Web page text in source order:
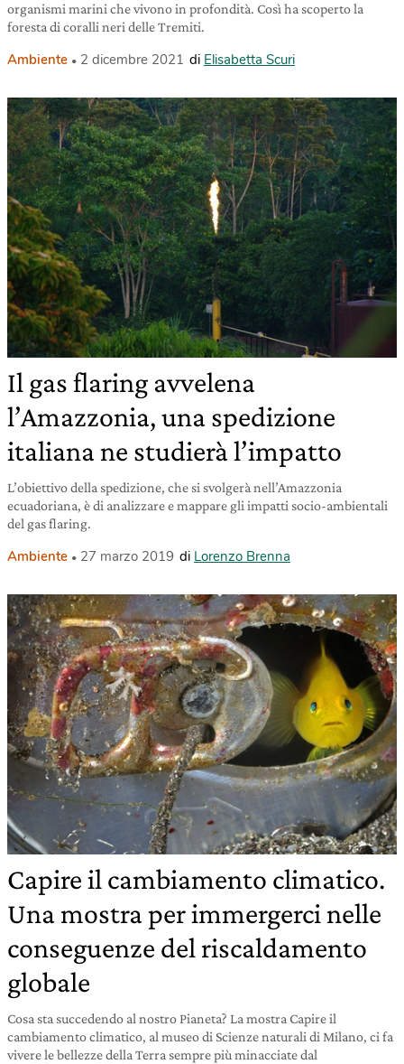
organismi marini che vivono in profondità. Così ha scoperto la
foresta di coralli neri delle Tremiti.
Ambiente 2 dicembre 2021 di Elisabetta Scuri
Il gas flaring avvelena
l’Amazzonia, una spedizione
italiana ne studierà l’impatto
L’obiettivo della spedizione, che si svolgerà nell’Amazzonia
ecuadoriana, è di analizzare e mappare gli impatti socio-ambientali
del gas flaring.
Ambiente 27 marzo 2019 di Lorenzo Brenna
Capire il cambiamento climatico.
Una mostra per immergerci nelle
conseguenze del riscaldamento
globale
Cosa sta succedendo al nostro Pianeta? La mostra Capire il
cambiamento climatico, al museo di Scienze naturali di Milano, ci fa
vivere le bellezze della Terra sempre più minacciate dal